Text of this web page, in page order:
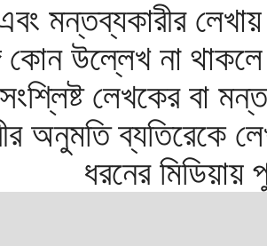
মন্তব্যকারীর
কোন উল্লেখ না
লেখকের বা
অনুমতি ব্যতিরেকে
ধরনের মিডিয়ায়